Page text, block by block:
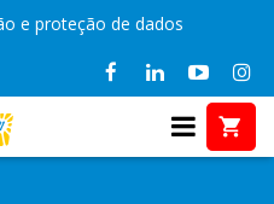
e proteção de dados
Mare,